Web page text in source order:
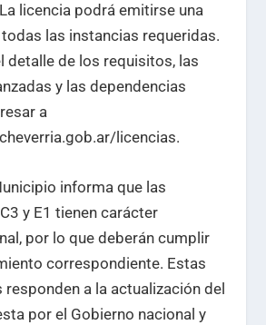
licencia podrá emitirse una
las instancias requeridas.
detalle de los requisitos, las
y las dependencias
a
licencias.
informa que las
y E1 tienen carácter
por lo que deberán cumplir
correspondiente. Estas
a la actualización del
por el Gobierno nacional y